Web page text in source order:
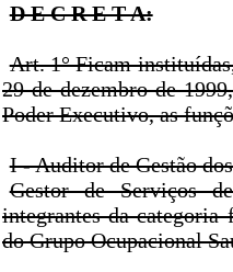
D E C R E T A:
Art. 1° Ficam
29 de dezembro de
Poder Executivo, as
I - Auditor de Gestão
Gestor de Serviços
integrantes da categoria
do Grupo Ocupacional